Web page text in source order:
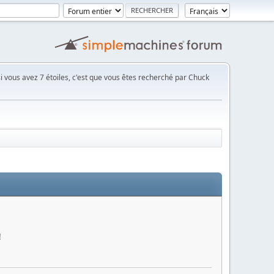
vous avez 7 étoiles, c'est que vous êtes recherché par Chuck